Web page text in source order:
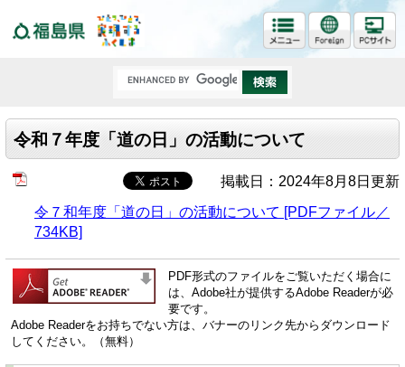
令和７年度「道の日」の活動について
掲載日：2024年8月8日更新
令７和年度「道の日」の活動について [PDFファイル／
734KB]
PDF形式のファイルをご覧いただく場合に
は、Adobe社が提供するAdobe Readerが必
要です。
Adobe Readerをお持ちでない方は、バナーのリンク先からダウンロード
してください。（無料）